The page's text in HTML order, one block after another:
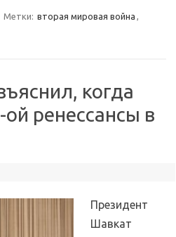
Метки: вторая мировая война ,
когда
ренессансы в
Президент
Шавкат